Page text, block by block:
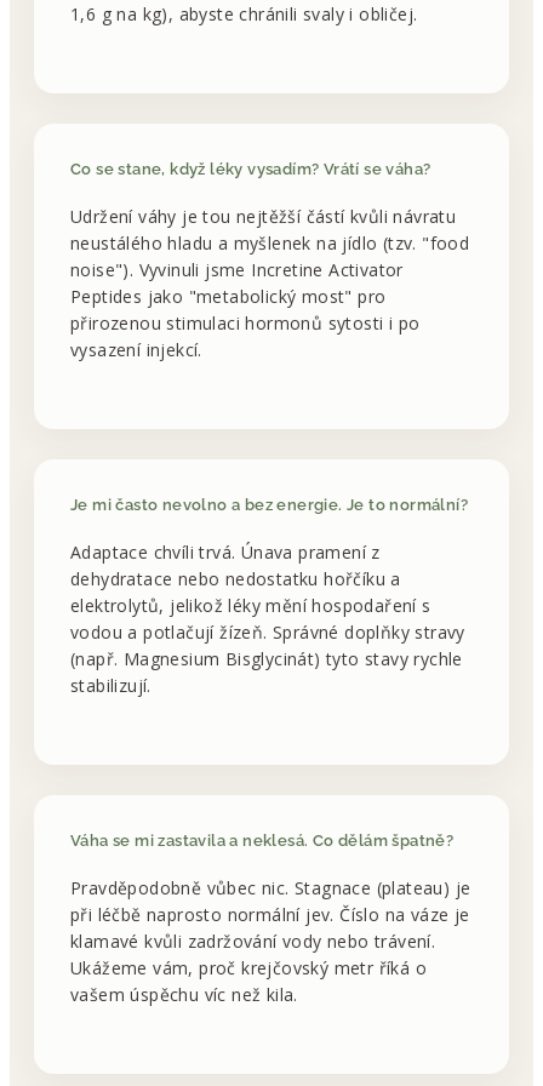
1,6 g na kg), abyste chránili svaly i obličej.
Co se stane, když léky vysadím? Vrátí se váha?
Udržení váhy je tou nejtěžší částí kvůli návratu
neustálého hladu a myšlenek na jídlo (tzv. "food
noise"). Vyvinuli jsme Incretine Activator
Peptides jako "metabolický most" pro
přirozenou stimulaci hormonů sytosti i po
vysazení injekcí.
Je mi často nevolno a bez energie. Je to normální?
Adaptace chvíli trvá. Únava pramení z
dehydratace nebo nedostatku hořčíku a
elektrolytů, jelikož léky mění hospodaření s
vodou a potlačují žízeň. Správné doplňky stravy
(např. Magnesium Bisglycinát) tyto stavy rychle
stabilizují.
Váha se mi zastavila a neklesá. Co dělám špatně?
Pravděpodobně vůbec nic. Stagnace (plateau) je
při léčbě naprosto normální jev. Číslo na váze je
klamavé kvůli zadržování vody nebo trávení.
Ukážeme vám, proč krejčovský metr říká o
vašem úspěchu víc než kila.